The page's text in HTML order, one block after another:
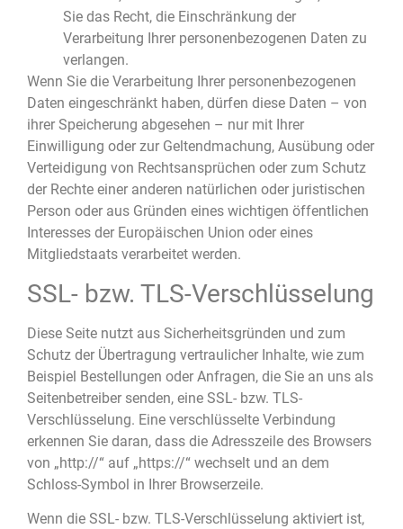
Sie das Recht, die Einschränkung der
Verarbeitung Ihrer personenbezogenen Daten zu
verlangen.
Wenn Sie die Verarbeitung Ihrer personenbezogenen
Daten eingeschränkt haben, dürfen diese Daten – von
ihrer Speicherung abgesehen – nur mit Ihrer
Einwilligung oder zur Geltendmachung, Ausübung oder
Verteidigung von Rechtsansprüchen oder zum Schutz
der Rechte einer anderen natürlichen oder juristischen
Person oder aus Gründen eines wichtigen öffentlichen
Interesses der Europäischen Union oder eines
Mitgliedstaats verarbeitet werden.
SSL- bzw. TLS-Verschlüsselung
Diese Seite nutzt aus Sicherheitsgründen und zum
Schutz der Übertragung vertraulicher Inhalte, wie zum
Beispiel Bestellungen oder Anfragen, die Sie an uns als
Seitenbetreiber senden, eine SSL- bzw. TLS-
Verschlüsselung. Eine verschlüsselte Verbindung
erkennen Sie daran, dass die Adresszeile des Browsers
von „http://“ auf „https://“ wechselt und an dem
Schloss-Symbol in Ihrer Browserzeile.
Wenn die SSL- bzw. TLS-Verschlüsselung aktiviert ist,